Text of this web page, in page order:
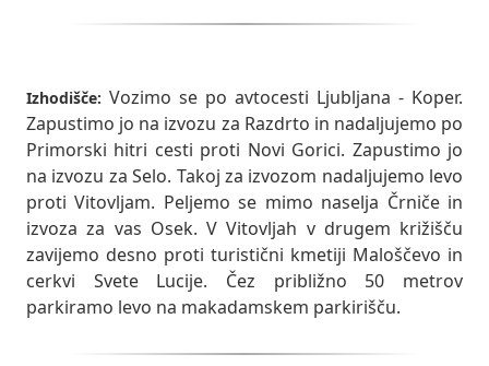
Izhodišče: Vozimo se po avtocesti Ljubljana - Koper.
Zapustimo jo na izvozu za Razdrto in nadaljujemo po
Primorski hitri cesti proti Novi Gorici. Zapustimo jo
na izvozu za Selo. Takoj za izvozom nadaljujemo levo
proti Vitovljam. Peljemo se mimo naselja Črniče in
izvoza za vas Osek. V Vitovljah v drugem križišču
zavijemo desno proti turistični kmetiji Maloščevo in
cerkvi Svete Lucije. Čez približno 50 metrov
parkiramo levo na makadamskem parkirišču.